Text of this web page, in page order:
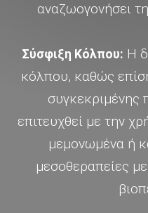
αναζωογονήσει
Σύσφιξη Κόλπου: Η
κόλπου, καθώς
συγκεκριμένης
επιτευχθεί με την
μεμονωμένα ή
μεσοθεραπείες